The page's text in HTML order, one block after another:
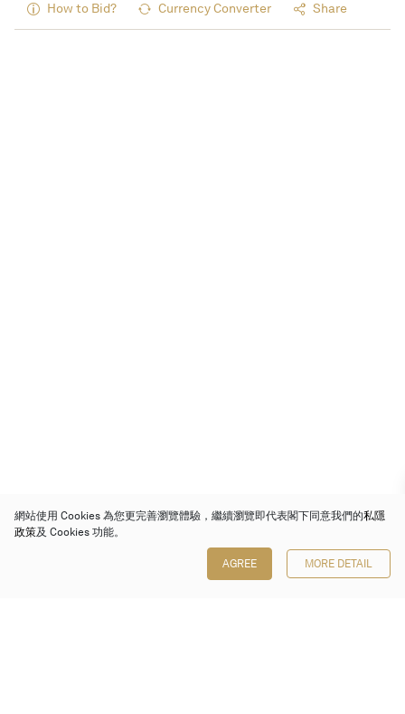
How to Bid? Currency Converter Share
網站使用 Cookies 為您更完善瀏覽體驗，繼續瀏覽即代表閣下同意我們的私隱
政策及 Cookies 功能。
AGREE MORE DETAIL